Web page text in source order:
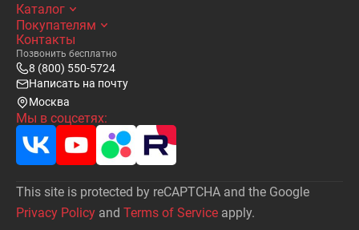
Каталог
Покупателям
Контакты
Позвонить бесплатно
8 (800) 550-5724
Написать на почту
Москва
Мы в соцсетях:
This site is protected by reCAPTCHA and the Google
Privacy Policy and Terms of Service apply.